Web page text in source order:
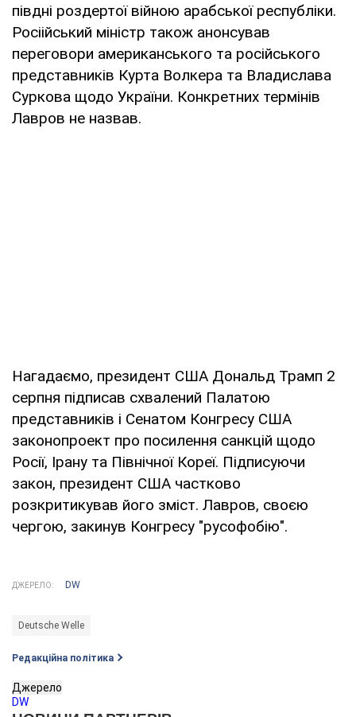
півдні роздертої війною арабської республіки.
Росіійський міністр також анонсував
переговори американського та російського
представників Курта Волкера та Владислава
Суркова щодо України. Конкретних термінів
Лавров не назвав.
Нагадаємо, президент США Дональд Трамп 2
серпня підписав схвалений Палатою
представників і Сенатом Конгресу США
законопроект про посилення санкцій щодо
Росії, Ірану та Північної Кореї. Підписуючи
закон, президент США частково
розкритикував його зміст. Лавров, своєю
чергою, закинув Конгресу "русофобію".
ДЖЕРЕЛО: DW
Deutsche Welle
Редакційна політика
Джерело
DW